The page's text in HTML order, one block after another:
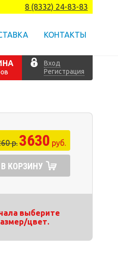
8 (8332) 24-83-83
КОНТАКТЫ
Вход
Регистрация
р. 3630 руб.
В КОРЗИНУ
выберите
цвет.